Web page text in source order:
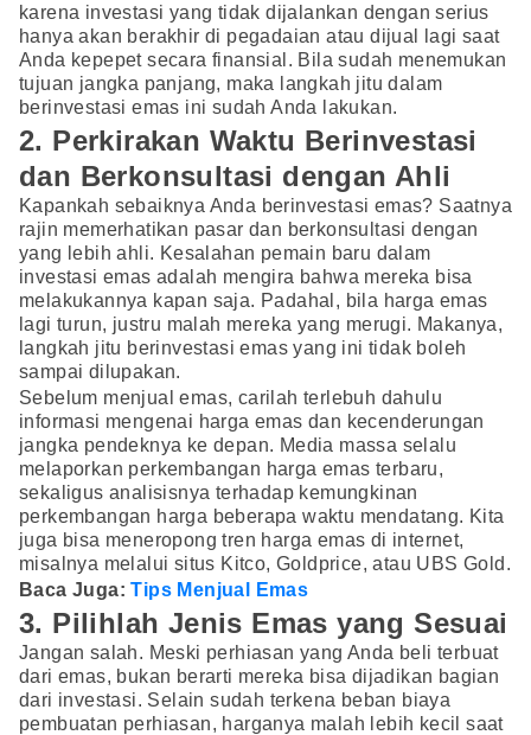
karena investasi yang tidak dijalankan dengan serius
hanya akan berakhir di pegadaian atau dijual lagi saat
Anda kepepet secara finansial. Bila sudah menemukan
tujuan jangka panjang, maka langkah jitu dalam
berinvestasi emas ini sudah Anda lakukan.
2. Perkirakan Waktu Berinvestasi
dan Berkonsultasi dengan Ahli
Kapankah sebaiknya Anda berinvestasi emas? Saatnya
rajin memerhatikan pasar dan berkonsultasi dengan
yang lebih ahli. Kesalahan pemain baru dalam
investasi emas adalah mengira bahwa mereka bisa
melakukannya kapan saja. Padahal, bila harga emas
lagi turun, justru malah mereka yang merugi. Makanya,
langkah jitu berinvestasi emas yang ini tidak boleh
sampai dilupakan.
Sebelum menjual emas, carilah terlebuh dahulu
informasi mengenai harga emas dan kecenderungan
jangka pendeknya ke depan. Media massa selalu
melaporkan perkembangan harga emas terbaru,
sekaligus analisisnya terhadap kemungkinan
perkembangan harga beberapa waktu mendatang. Kita
juga bisa meneropong tren harga emas di internet,
misalnya melalui situs Kitco, Goldprice, atau UBS Gold.
Baca Juga: Tips Menjual Emas
3. Pilihlah Jenis Emas yang Sesuai
Jangan salah. Meski perhiasan yang Anda beli terbuat
dari emas, bukan berarti mereka bisa dijadikan bagian
dari investasi. Selain sudah terkena beban biaya
pembuatan perhiasan, harganya malah lebih kecil saat